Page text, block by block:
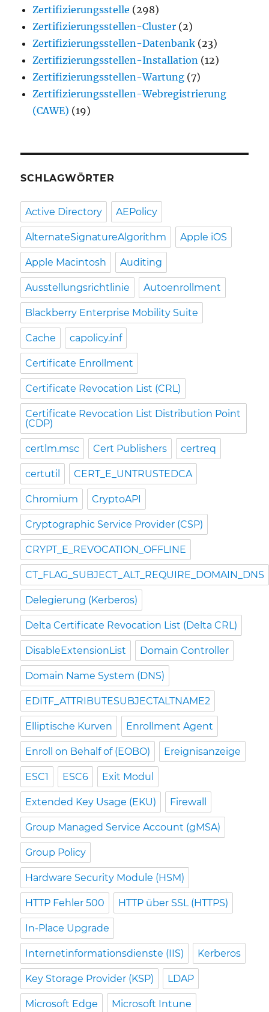
Zertifizierungsstelle (298)
Zertifizierungsstellen-Cluster (2)
Zertifizierungsstellen-Datenbank (23)
Zertifizierungsstellen-Installation (12)
Zertifizierungsstellen-Wartung (7)
Zertifizierungsstellen-Webregistrierung
(CAWE) (19)
SCHLAGWÖRTER
Active Directory AEPolicy
AlternateSignatureAlgorithm Apple iOS
Apple Macintosh Auditing
Ausstellungsrichtlinie Autoenrollment
Blackberry Enterprise Mobility Suite
Cache capolicy.inf
Certificate Enrollment
Certificate Revocation List (CRL)
Certificate Revocation List Distribution Point
(CDP)
certlm.msc Cert Publishers certreq
certutil CERT_E_UNTRUSTEDCA
Chromium CryptoAPI
Cryptographic Service Provider (CSP)
CRYPT_E_REVOCATION_OFFLINE
CT_FLAG_SUBJECT_ALT_REQUIRE_DOMAIN_DNS
Delegierung (Kerberos)
Delta Certificate Revocation List (Delta CRL)
DisableExtensionList Domain Controller
Domain Name System (DNS)
EDITF_ATTRIBUTESUBJECTALTNAME2
Elliptische Kurven Enrollment Agent
Enroll on Behalf of (EOBO) Ereignisanzeige
ESC1 ESC6 Exit Modul
Extended Key Usage (EKU) Firewall
Group Managed Service Account (gMSA)
Group Policy
Hardware Security Module (HSM)
HTTP Fehler 500 HTTP über SSL (HTTPS)
In-Place Upgrade
Internetinformationsdienste (IIS) Kerberos
Key Storage Provider (KSP) LDAP
Microsoft Edge Microsoft Intune